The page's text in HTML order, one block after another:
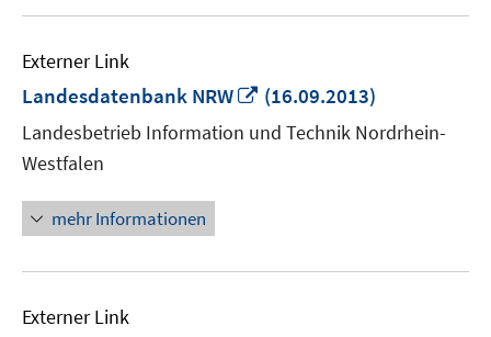
Externer Link
Landesdatenbank NRW
In
neuem
Fenster
(16.09.2013)
Landesbetrieb Information und Technik Nordrhein-
Westfalen
mehr Informationen
Externer Link